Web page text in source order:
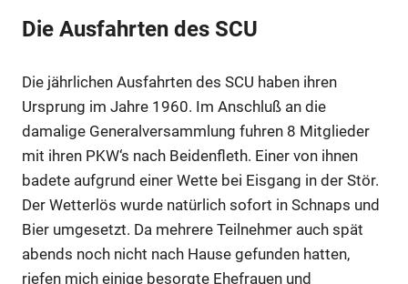
Die Ausfahrten des SCU
Die jährlichen Ausfahrten des SCU haben ihren
Ursprung im Jahre 1960. Im Anschluß an die
damalige Generalversammlung fuhren 8 Mitglieder
mit ihren PKW‘s nach Beidenfleth. Einer von ihnen
badete aufgrund einer Wette bei Eisgang in der Stör.
Der Wetterlös wurde natürlich sofort in Schnaps und
Bier umgesetzt. Da mehrere Teilnehmer auch spät
abends noch nicht nach Hause gefunden hatten,
riefen mich einige besorgte Ehefrauen und